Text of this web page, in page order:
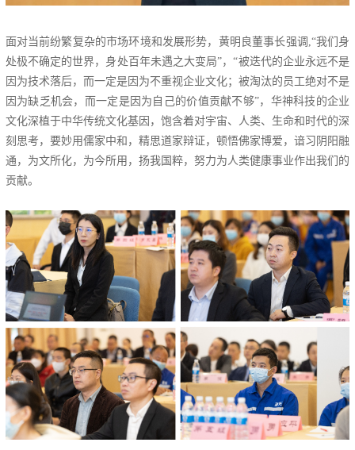
面对当前纷繁复杂的市场环境和发展形势，黄明良董事长强调,“我们身
处极不确定的世界，身处百年未遇之大变局”，“被迭代的企业永远不是
因为技术落后，而一定是因为不重视企业文化；被淘汰的员工绝对不是
因为缺乏机会，而一定是因为自己的价值贡献不够”，华神科技的企业
文化深植于中华传统文化基因，饱含着对宇宙、人类、生命和时代的深
刻思考，要妙用儒家中和，精思道家辩证，顿悟佛家博爱，谙习阴阳融
通，为文所化，为今所用，扬我国粹，努力为人类健康事业作出我们的
贡献。